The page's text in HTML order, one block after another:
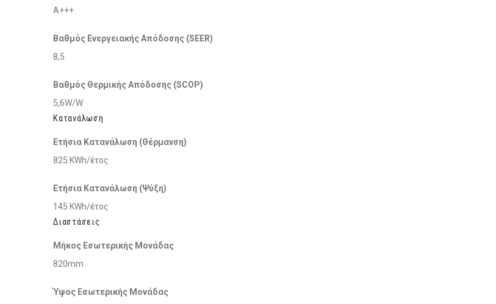
A+++
Βαθμός Ενεργειακής Απόδοσης (SEER)
8,5
Βαθμός Θερμικής Απόδοσης (SCOP)
5,6W/W
Κατανάλωση
Ετήσια Κατανάλωση (Θέρμανση)
825 KWh/έτος
Ετήσια Κατανάλωση (Ψύξη)
145 KWh/έτος
Διαστάσεις
Μήκος Εσωτερικής Μονάδας
820mm
Ύψος Εσωτερικής Μονάδας